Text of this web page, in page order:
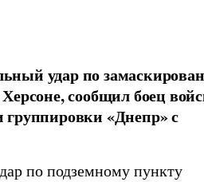
удар по
сообщил боец
«Днепр» с
по подземному пункту